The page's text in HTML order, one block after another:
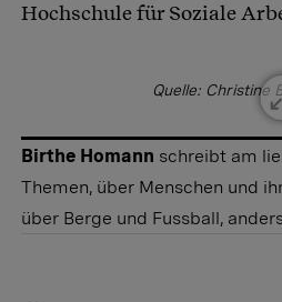
Hochschule für Soziale
Quelle: Christine
Birthe Homann schreibt am
Themen, über Menschen und
über Berge und Fussball,